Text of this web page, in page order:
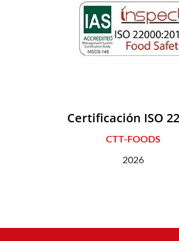
Certificación ISO
CTT-FOODS
2026